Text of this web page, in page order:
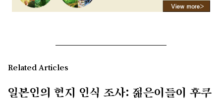
Related Articles
일본인의 현지 인식 조사: 젊은이들이 후쿠